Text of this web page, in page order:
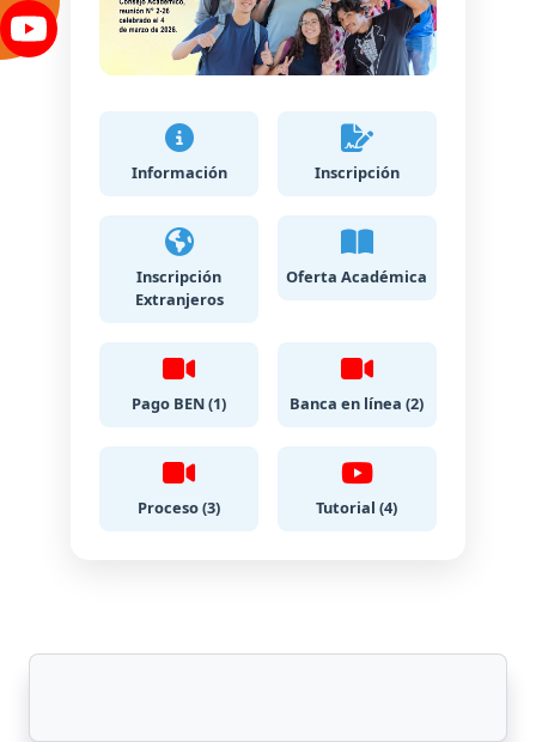
Información Inscripción
Inscripción
Extranjeros
Oferta Académica
Pago BEN (1) Banca en línea (2)
Proceso (3) Tutorial (4)